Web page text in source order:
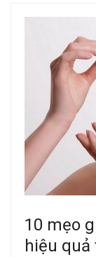
10 mẹo
hiệu quả